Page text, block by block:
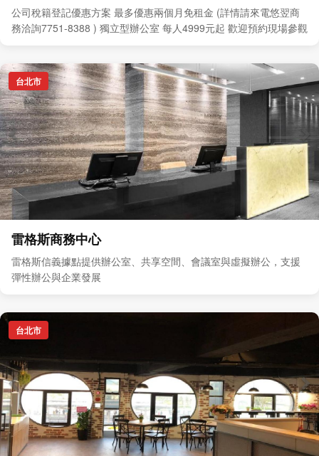
公司稅籍登記優惠方案 最多優惠兩個月免租金 (詳情請來電悠翌商
務洽詢7751-8388 ) 獨立型辦公室 每人4999元起 歡迎預約現場參觀
台北市
雷格斯商務中心
雷格斯信義據點提供辦公室、共享空間、會議室與虛擬辦公，支援
彈性辦公與企業發展
台北市